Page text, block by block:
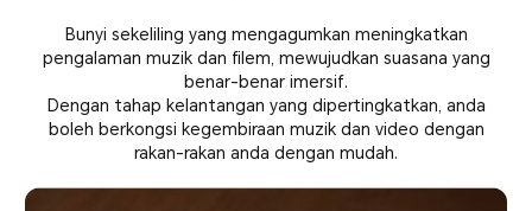
Bunyi sekeliling yang mengagumkan meningkatkan
pengalaman muzik dan filem, mewujudkan suasana yang
benar-benar imersif.
Dengan tahap kelantangan yang dipertingkatkan, anda
boleh berkongsi kegembiraan muzik dan video dengan
rakan-rakan anda dengan mudah.